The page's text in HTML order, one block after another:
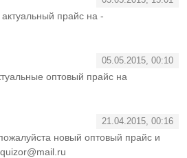
прайс на -
05.05.2015, 00:10
оптовый прайс на
21.04.2015, 00:16
новый оптовый прайс и